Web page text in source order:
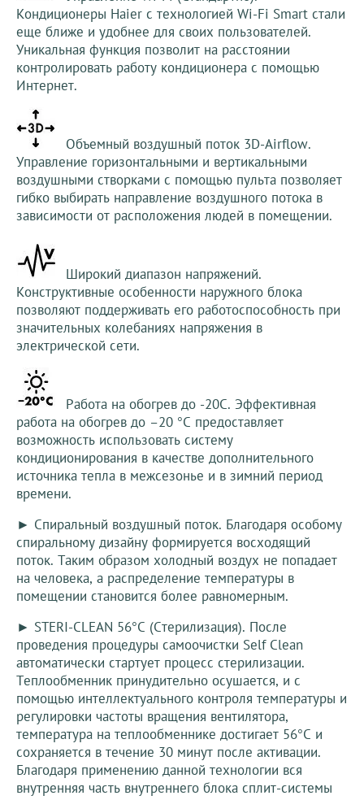
Кондиционеры Haier с технологией Wi-Fi Smart стали
еще ближе и удобнее для своих пользователей.
Уникальная функция позволит на расстоянии
контролировать работу кондиционера с помощью
Интернет.
Объемный воздушный поток 3D-Airflow.
Управление горизонтальными и вертикальными
воздушными створками с помощью пульта позволяет
гибко выбирать направление воздушного потока в
зависимости от расположения людей в помещении.
Широкий диапазон напряжений.
Конструктивные особенности наружного блока
позволяют поддерживать его работоспособность при
значительных колебаниях напряжения в
электрической сети.
Работа на обогрев до -20С. Эффективная
работа на обогрев до –20 °С предоставляет
возможность использовать систему
кондиционирования в качестве дополнительного
источника тепла в межсезонье и в зимний период
времени.
► Спиральный воздушный поток. Благодаря особому
спиральному дизайну формируется восходящий
поток. Таким образом холодный воздух не попадает
на человека, а распределение температуры в
помещении становится более равномерным.
► STERI-CLEAN 56°C (Стерилизация). После
проведения процедуры самоочистки Self Clean
автоматически стартует процесс стерилизации.
Теплообменник принудительно осушается, и с
помощью интеллектуального контроля температуры и
регулировки частоты вращения вентилятора,
температура на теплообменнике достигает 56°С и
сохраняется в течение 30 минут после активации.
Благодаря применению данной технологии вся
внутренняя часть внутреннего блока сплит-системы